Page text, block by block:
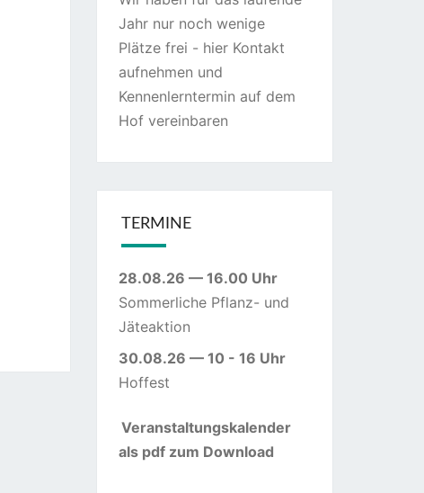
Jahr nur noch wenige
Plätze frei - hier Kontakt
aufnehmen und
Kennenlerntermin auf dem
Hof vereinbaren
TERMINE
28.08.26 — 16.00 Uhr
Sommerliche Pflanz- und
Jäteaktion
30.08.26 — 10 - 16 Uhr
Hoffest
Veranstaltungskalender
als pdf zum Download